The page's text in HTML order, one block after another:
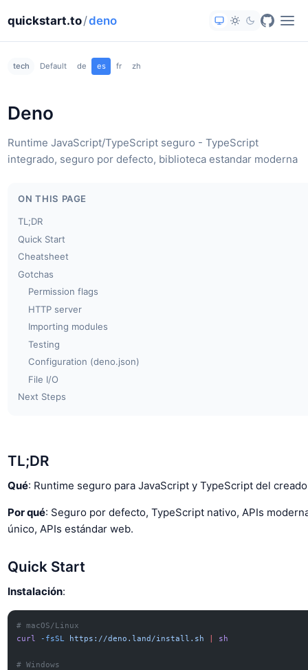
quickstart.to/deno
tech Default de es fr zh
Deno
Runtime JavaScript/TypeScript seguro - TypeScript
integrado, seguro por defecto, biblioteca estandar moderna
ON THIS PAGE
TL;DR
Quick Start
Cheatsheet
Gotchas
Permission flags
HTTP server
Importing modules
Testing
Configuration (deno.json)
File I/O
Next Steps
TL;DR
Qué: Runtime seguro para JavaScript y TypeScript del
Por qué: Seguro por defecto, TypeScript nativo, APIs
único, APIs estándar web.
Quick Start
Instalación:
# macOS/Linux
curl
-fsSL https://deno.land/install.sh sh
# Windows